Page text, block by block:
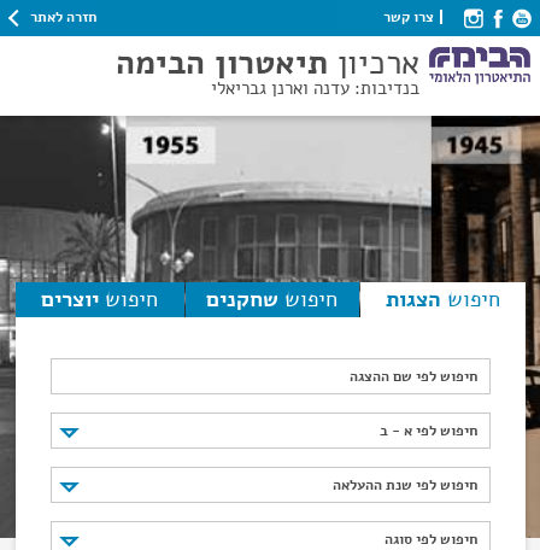
צרו קשר חזרה לאתר
ארכיון תיאטרון הבימה
בנדיבות: עדנה וארנן גבריאלי
חיפוש הצגות חיפוש שחקנים חיפוש יוצרים
חיפוש לפי שם ההצגה
חיפוש לפי א - ב
חיפוש לפי א - ב
חיפוש לפי שנת ההעלאה
חיפוש לפי שנת ההעלאה
חיפוש לפי סוגה
חיפוש לפי סוגה